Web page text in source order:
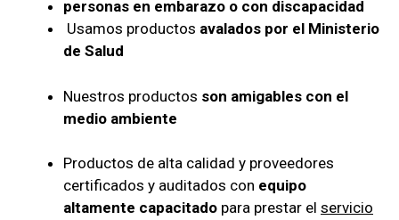
personas en embarazo o con discapacidad
Usamos productos avalados por el Ministerio
de Salud
Nuestros productos son amigables con el
medio ambiente
Productos de alta calidad y proveedores
certificados y auditados con equipo
altamente capacitado para prestar el servicio